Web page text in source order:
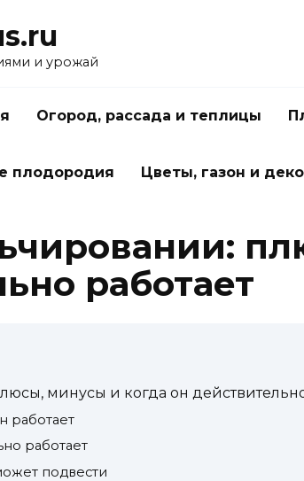
и урожай
Огород, рассада и теплицы
плодородия Цветы, газон и
работает
минусы и когда он
работает
работает
подвести